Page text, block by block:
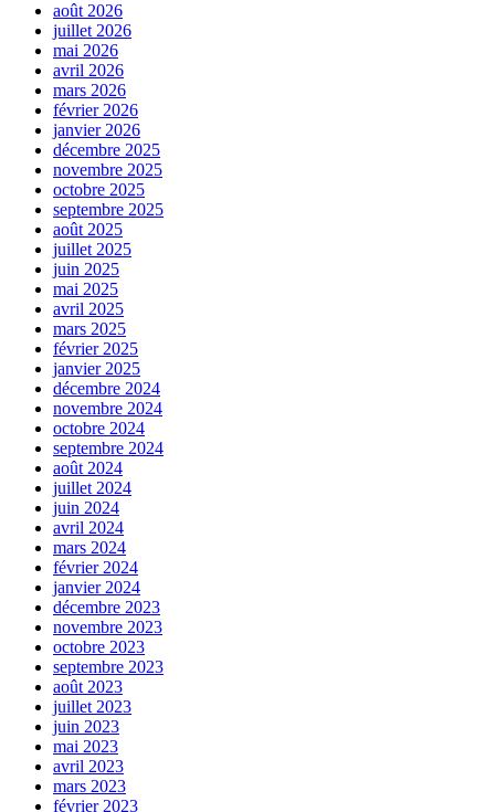
août 2026
juillet 2026
mai 2026
avril 2026
mars 2026
février 2026
janvier 2026
décembre 2025
novembre 2025
octobre 2025
septembre 2025
août 2025
juillet 2025
juin 2025
mai 2025
avril 2025
mars 2025
février 2025
janvier 2025
décembre 2024
novembre 2024
octobre 2024
septembre 2024
août 2024
juillet 2024
juin 2024
avril 2024
mars 2024
février 2024
janvier 2024
décembre 2023
novembre 2023
octobre 2023
septembre 2023
août 2023
juillet 2023
juin 2023
mai 2023
avril 2023
mars 2023
février 2023